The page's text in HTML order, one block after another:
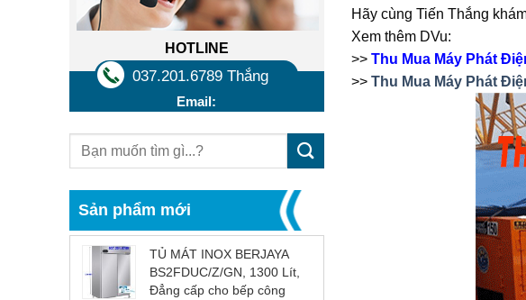
HOTLINE
037.201.6789 Thắng
Email:
Sản phẩm mới
TỦ MÁT INOX BERJAYA
BS2FDUC/Z/GN, 1300 Lít,
Đẳng cấp cho bếp công
Hãy cùng Tiến Thắng
Xem thêm DVu:
>> Thu Mua Máy Phát
>> Thu Mua Máy Phát